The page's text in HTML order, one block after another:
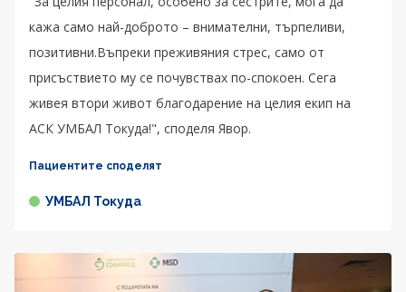
кажа само най-доброто – внимателни, търпеливи,
позитивни.Въпреки преживяния стрес, само от
присъствието му се почувствах по-спокоен. Сега
живея втори живот благодарение на целия екип на
АСК УМБАЛ Токуда!", споделя Явор.
Пациентите споделят
УМБАЛ Токуда